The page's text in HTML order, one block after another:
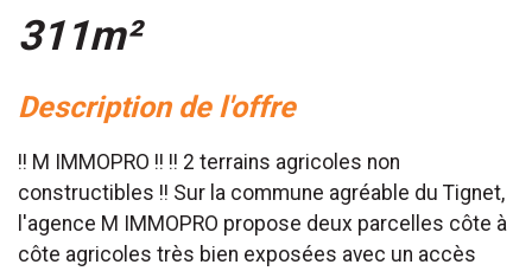
311m²
description de l'offre
!! M IMMOPRO !! !! 2 terrains agricoles non
constructibles !! Sur la commune agréable du Tignet,
l'agence M IMMOPRO propose deux parcelles côte à
côte agricoles très bien exposées avec un accès